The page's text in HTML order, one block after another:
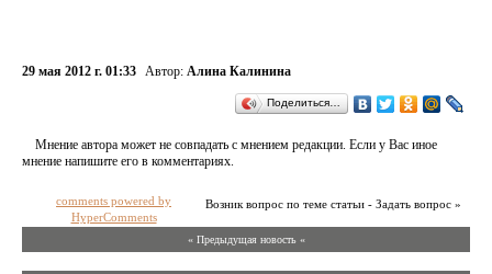
29 мая 2012 г. 01:33 Автор: Алина Калинина
Поделиться…
Мнение автора может не совпадать с мнением редакции. Если у Вас иное
мнение напишите его в комментариях.
Возник вопрос по теме статьи - Задать вопрос »
comments powered by
HyperComments
« Предыдущая новость «